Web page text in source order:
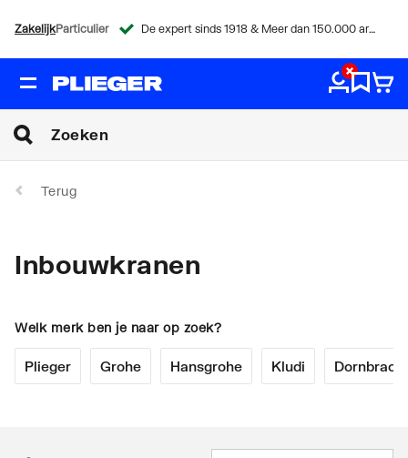
ZakelijkParticulier De expert sinds 1918 & Meer dan 150.000 artikelen
Terug
Inbouwkranen
Welk merk ben je naar op zoek?
Plieger Grohe Hansgrohe Kludi